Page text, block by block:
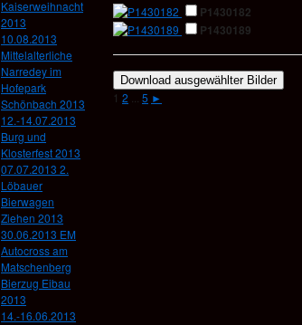
Kaiserweihnacht
2013
10.08.2013
Mittelalterliche
Narredey im
Hofepark
Schönbach 2013
12.-14.07.2013
Burg und
Klosterfest 2013
07.07.2013 2.
Löbauer
Bierwagen
Ziehen 2013
30.06.2013 EM
Autocross am
Matschenberg
Bierzug Eibau
2013
14.-16.06.2013
P1430182
P1430189
1 2 5 ►